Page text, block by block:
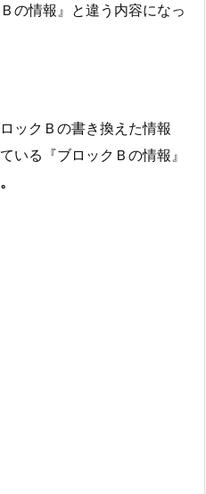
の情報』と違う内容になっ
ックＢの書き換えた情報
いる『ブロックＢの情報』